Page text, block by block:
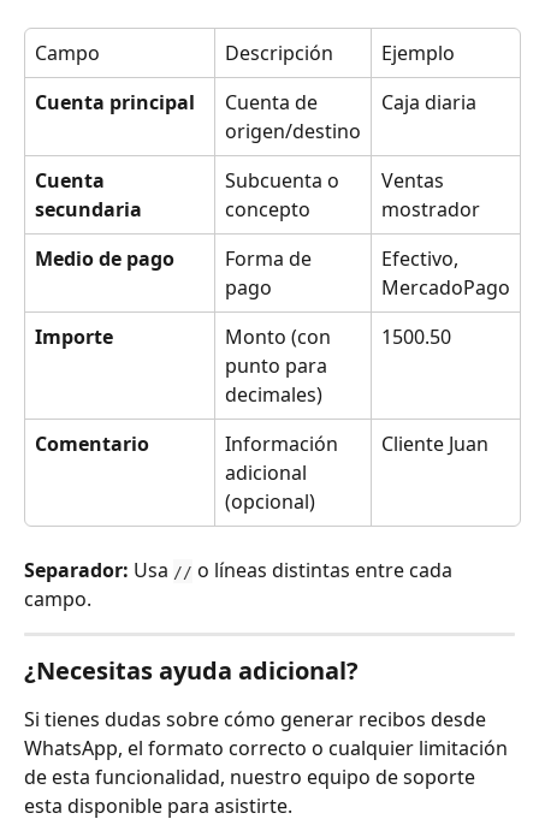
Campo Descripción
Ejemplo
Cuenta principal
Cuenta de
origen/destino
Caja diaria
Cuenta
secundaria
Subcuenta o
concepto
Ventas
mostrador
Medio de pago
Forma de
pago
Efectivo,
MercadoPago
Importe
Monto (con
punto para
decimales)
1500.50
Comentario
Información
adicional
(opcional)
Cliente Juan
Separador: Usa // o líneas distintas entre cada
campo.
¿Necesitas ayuda adicional?
Si tienes dudas sobre cómo generar recibos desde
WhatsApp, el formato correcto o cualquier limitación
de esta funcionalidad, nuestro equipo de soporte
esta disponible para asistirte.